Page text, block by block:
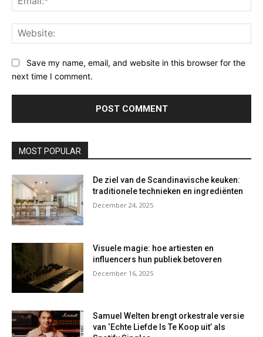
Save my name, email, and website in this browser for the
next time I comment.
MOST POPULAR
De ziel van de Scandinavische keuken:
traditionele technieken en ingrediënten
December 24, 2025
Visuele magie: hoe artiesten en
influencers hun publiek betoveren
December 16, 2025
Samuel Welten brengt orkestrale versie
van ‘Echte Liefde Is Te Koop uit’ als